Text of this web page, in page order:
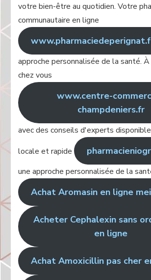
votre bien-être au quotidien. Votre
communautaire en ligne
approche personnalisée de la santé.
chez vous
www.centre-
champdeniers.fr
avec des conseils d'experts
locale et rapide
une approche personnalisée de la
Achat Aromasin en ligne
Acheter Cephalexin sans
en ligne
Achat Amoxicillin pas cher